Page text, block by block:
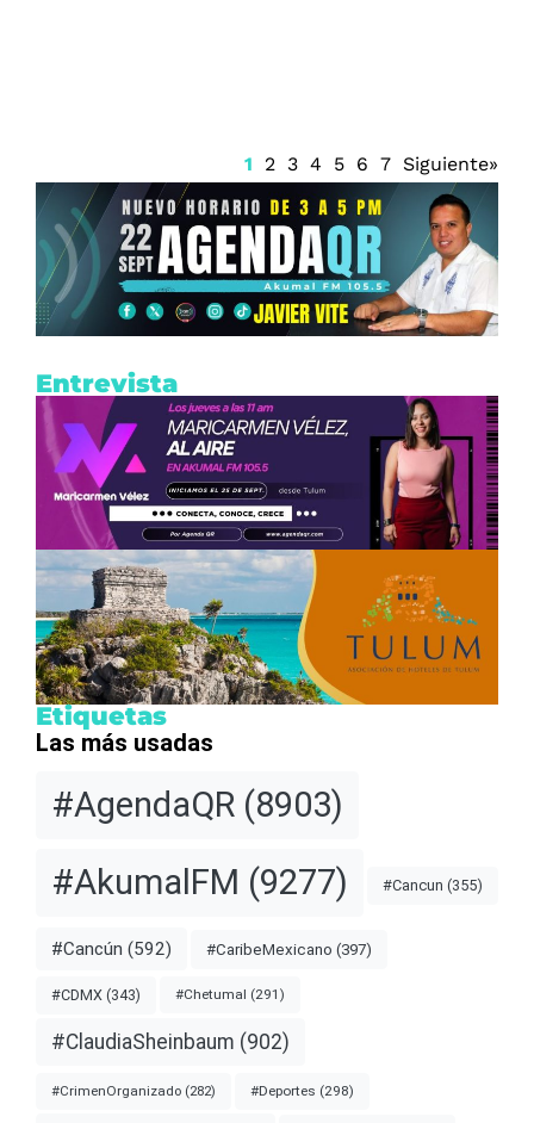
1 2 3 4 5 6 7 Siguiente»
Entrevista
Etiquetas
Las más usadas
#AgendaQR (8903)
#AkumalFM (9277) #Cancun (355)
#Cancún (592) #CaribeMexicano (397)
#CDMX (343) #Chetumal (291)
#ClaudiaSheinbaum (902)
#CrimenOrganizado (282) #Deportes (298)